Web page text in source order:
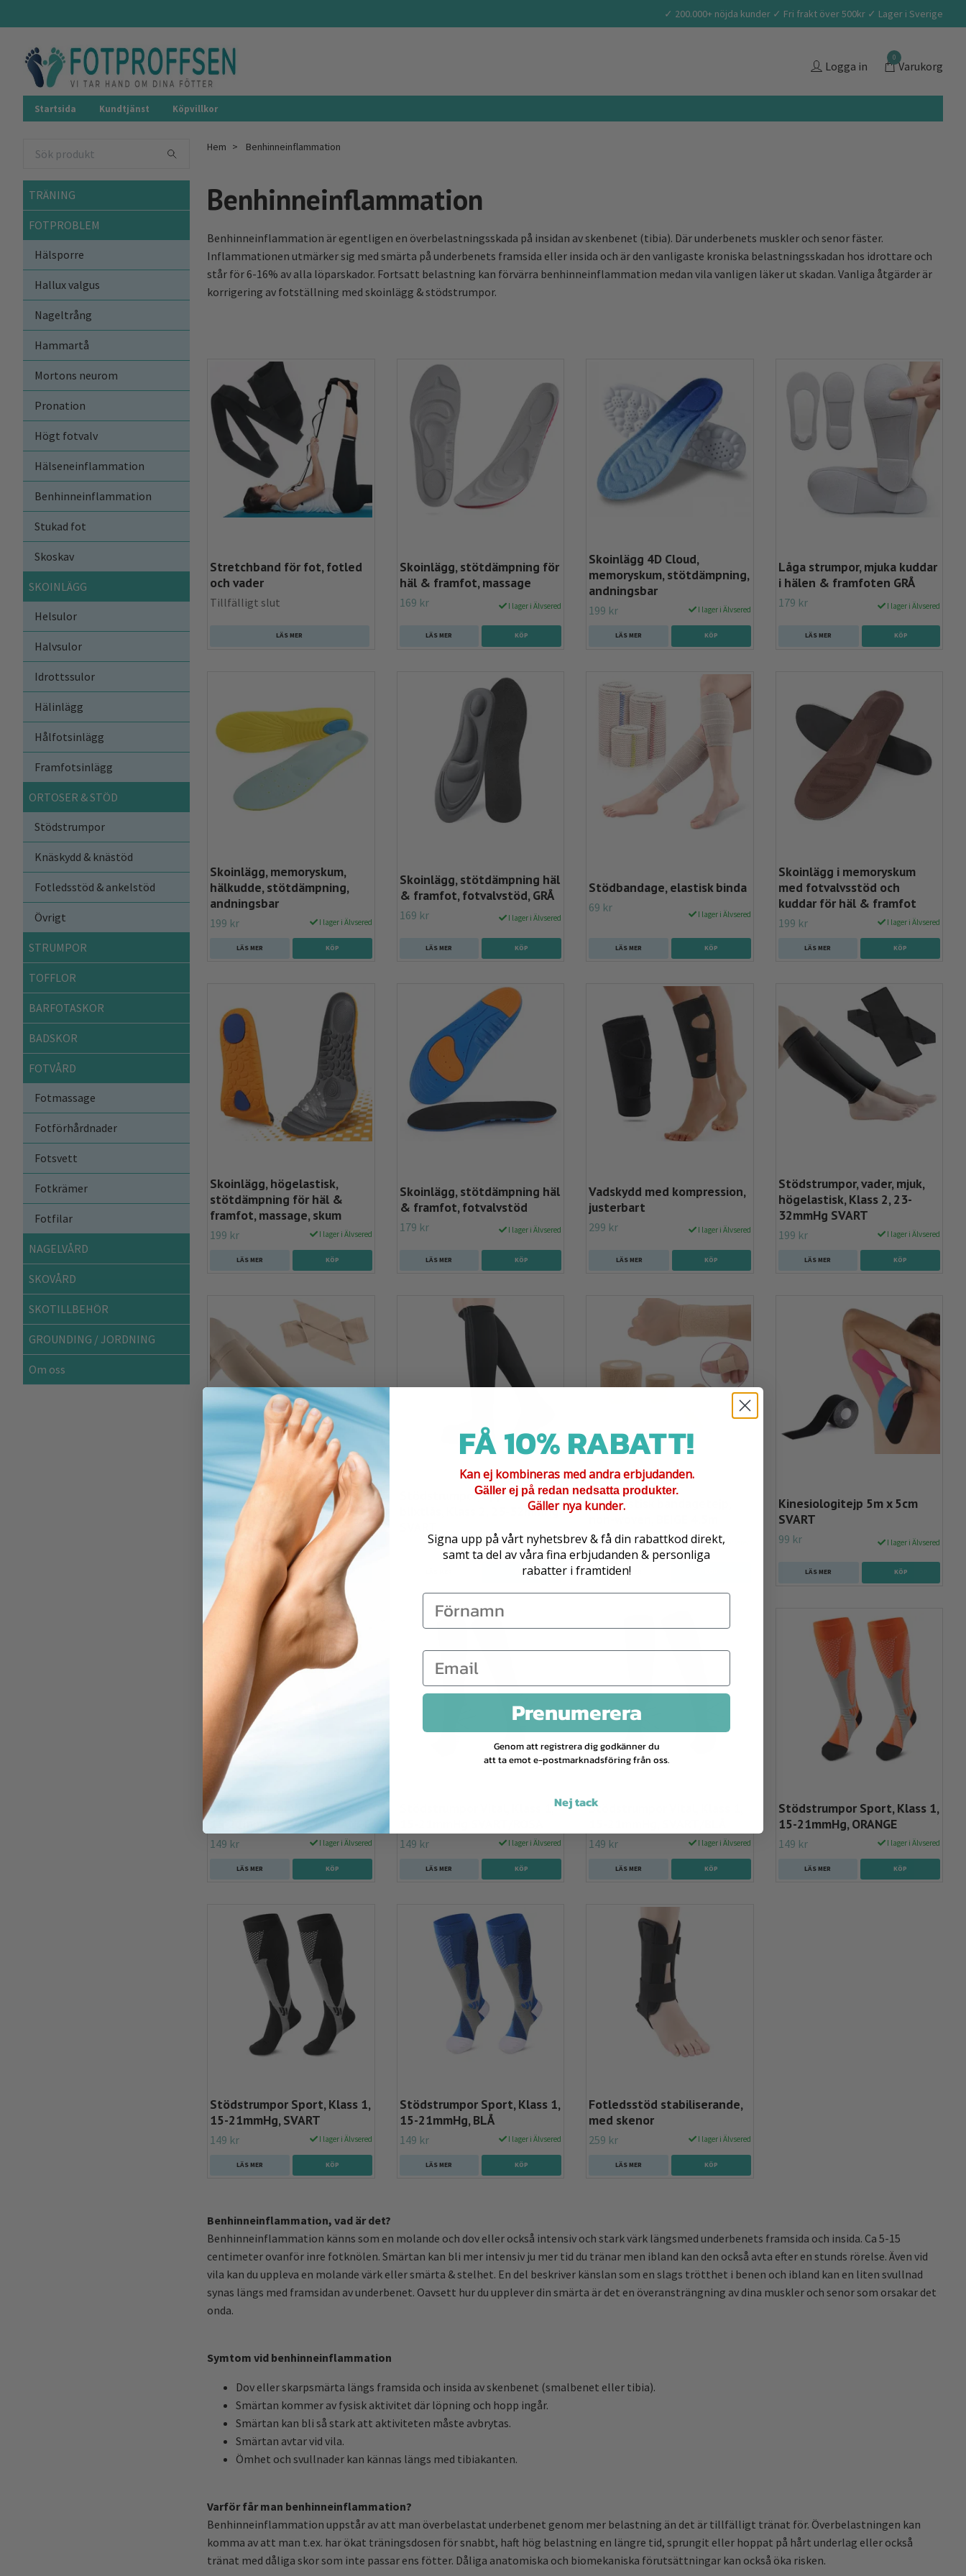
✓ 200.000+ nöjda kunder ✓ Fri frakt över 500kr ✓ Lager i Sverige
Logga in
0
Varukorg
Startsida Kundtjänst Köpvillkor
TRÄNING
FOTPROBLEM
Hälsporre
Hallux valgus
Nageltrång
Hammartå
Mortons neurom
Pronation
Högt fotvalv
Hälseneinflammation
Benhinneinflammation
Stukad fot
Skoskav
SKOINLÄGG
Helsulor
Halvsulor
Idrottssulor
Hälinlägg
Hålfotsinlägg
Framfotsinlägg
ORTOSER & STÖD
Stödstrumpor
Knäskydd & knästöd
Fotledsstöd & ankelstöd
Övrigt
STRUMPOR
TOFFLOR
BARFOTASKOR
BADSKOR
FOTVÅRD
Fotmassage
Fotförhårdnader
Fotsvett
Fotkrämer
Fotfilar
NAGELVÅRD
SKOVÅRD
SKOTILLBEHÖR
GROUNDING / JORDNING
Om oss
Hem Benhinneinflammation
Benhinneinflammation
Benhinneinflammation är egentligen en överbelastningsskada på insidan av skenbenet (tibia). Där underbenets muskler och senor fäster.
Inflammationen utmärker sig med smärta på underbenets framsida eller insida och är den vanligaste kroniska belastningsskadan hos idrottare och
står för 6-16% av alla löparskador. Fortsatt belastning kan förvärra benhinneinflammation medan vila vanligen läker ut skadan. Vanliga åtgärder är
korrigering av fotställning med skoinlägg & stödstrumpor.
Stretchband för fot, fotled
och vader
Tillfälligt slut
LÄS MER
Skoinlägg, stötdämpning för
häl & framfot, massage
169 kr I lager i Älvsered
LÄS MER KÖP
Skoinlägg 4D Cloud,
memoryskum, stötdämpning,
andningsbar
199 kr I lager i Älvsered
LÄS MER KÖP
Låga strumpor, mjuka kuddar
i hälen & framfoten GRÅ
179 kr I lager i Älvsered
LÄS MER
Skoinlägg, memoryskum,
hälkudde, stötdämpning,
andningsbar
199 kr I lager i Älvsered
LÄS MER KÖP
Skoinlägg, stötdämpning häl
& framfot, fotvalvstöd, GRÅ
169 kr I lager i Älvsered
LÄS MER KÖP
Stödbandage, elastisk binda
69 kr I lager i Älvsered
LÄS MER KÖP
Skoinlägg i memoryskum
med fotvalvsstöd och
kuddar för häl & framfot
199 kr I lager i Älvsered
LÄS MER KÖP
Skoinlägg, högelastisk,
stötdämpning för häl &
framfot, massage, skum
199 kr I lager i Älvsered
LÄS MER KÖP
Skoinlägg, stötdämpning häl
& framfot, fotvalvstöd
179 kr I lager i Älvsered
LÄS MER KÖP
Vadskydd med kompression,
justerbart
299 kr I lager i Älvsered
LÄS MER
Stödstrumpor, vader, mjuk,
högelastisk, Klass 2, 23-
32mmHg SVART
199 kr I lager i Älvsered
LÄS MER KÖP
Stödstrumpor, vader, mjuk,
Klass 2, 23-32mmHg BEIGE
199 kr I lager i Älvsered
KÖP
Stödstrumpor, öppen tå,
blixtlås, Klass 2, 23-32mmHg
179 kr I lager i Älvsered
KÖP
Högelastisk bandagetejp,
69 kr I lager i Älvsered
LÄS MER
Kinesiologitejp 5m x 5cm
SVART
99 kr I lager i Älvsered
LÄS MER
Stödstrumpor Vital, Klass 1,
15-21mmHg, SVART/ORANGE
149 kr I lager i Älvsered
LÄS MER KÖP
149 kr I lager i Älvsered
LÄS MER KÖP
Stödstrumpor Vital, Klass 1,
149 kr I lager i Älvsered
LÄS MER KÖP
Stödstrumpor Sport, Klass 1,
15-21mmHg, ORANGE
149 kr I lager i Älvsered
LÄS MER KÖP
Stödstrumpor Sport, Klass 1,
15-21mmHg, SVART
149 kr I lager i Älvsered
LÄS MER KÖP
Stödstrumpor Sport, Klass 1,
15-21mmHg, BLÅ
149 kr I lager i Älvsered
LÄS MER KÖP
Fotledsstöd stabiliserande,
med skenor
259 kr I lager i Älvsered
LÄS MER KÖP
Benhinneinflammation, vad är det?
Benhinneinflammation känns som en molande och dov eller också intensiv och stark värk längsmed underbenets framsida och insida. Ca 5-15
centimeter ovanför inre fotknölen. Smärtan kan bli mer intensiv ju mer tid du tränar men ibland kan den också avta efter en stunds rörelse. Även vid
vila kan du uppleva en molande värk eller smärta & stelhet. En del beskriver känslan som en slags trötthet i benen och ibland kan en liten svullnad
synas längs med framsidan av underbenet. Oavsett hur du upplever din smärta är det en överansträngning av dina muskler och senor som orsakar det
onda.
Symtom vid benhinneinflammation
Dov eller skarpsmärta längs framsida och insida av skenbenet (smalbenet eller tibia).
Smärtan kommer av fysisk aktivitet där löpning och hopp ingår.
Smärtan kan bli så stark att aktiviteten måste avbrytas.
Smärtan avtar vid vila.
Ömhet och svullnader kan kännas längs med tibiakanten.
Varför får man benhinneinflammation?
Benhinneinflammation uppstår av att man överbelastat underbenet genom mer belastning än det är tillfälligt tränat för. Överbelastningen kan
komma av att man t.ex. har ökat träningsdosen för snabbt, haft hög belastning en längre tid, sprungit eller hoppat på hårt underlag eller också
tränat med dåliga skor som inte passar ens fötter. Dåliga anatomiska och biomekaniska förutsättningar kan också öka risken.
FÅ 10% RABATT!
Kan ej kombineras med andra erbjudanden.
Gäller ej på redan nedsatta produkter.
Gäller nya kunder.
Signa upp på vårt nyhetsbrev & få din rabattkod direkt,
samt ta del av våra fina erbjudanden & personliga
rabatter i framtiden!
Prenumerera
Genom att registrera dig godkänner du
att ta emot e-postmarknadsföring från oss.
Nej tack